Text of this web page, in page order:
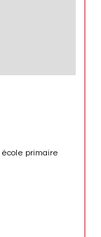
école primaire